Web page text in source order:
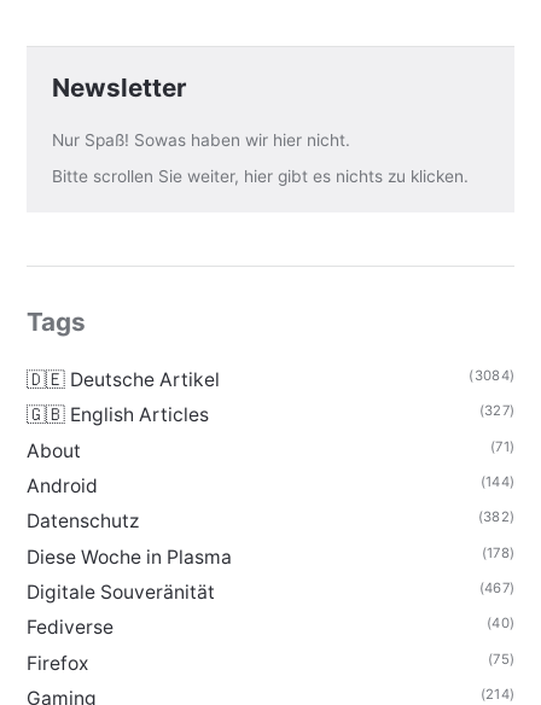
Newsletter
Nur Spaß! Sowas haben wir hier nicht.
Bitte scrollen Sie weiter, hier gibt es nichts zu klicken.
Tags
🇩🇪 Deutsche Artikel (3084)
🇬🇧 English Articles (327)
About (71)
Android (144)
Datenschutz (382)
Diese Woche in Plasma (178)
Digitale Souveränität (467)
Fediverse (40)
Firefox (75)
Gaming (214)